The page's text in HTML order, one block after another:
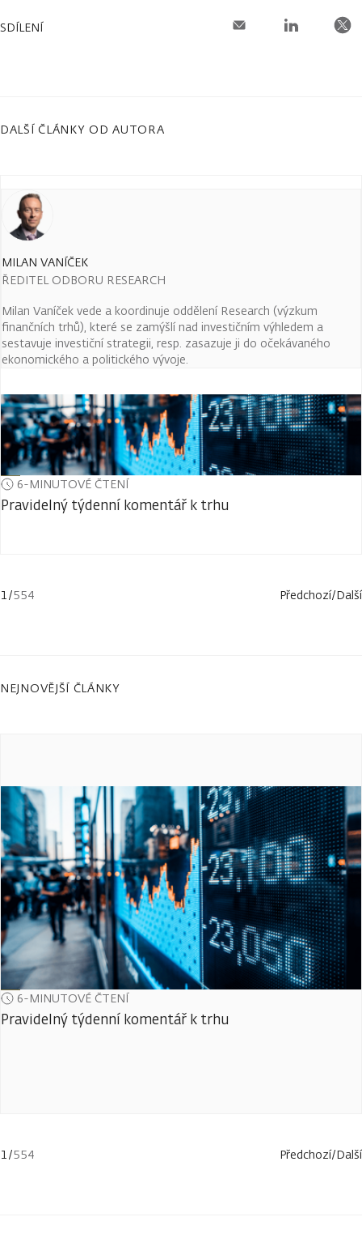
SDÍLENÍ
DALŠÍ ČLÁNKY OD AUTORA
MILAN VANÍČEK
ŘEDITEL ODBORU RESEARCH
Milan Vaníček vede a koordinuje oddělení Research (výzkum
finančních trhů), které se zamýšlí nad investičním výhledem a
sestavuje investiční strategii, resp. zasazuje ji do očekávaného
ekonomického a politického vývoje.
6-MINUTOVÉ ČTENÍ
Pravidelný týdenní komentář k trhu
1/554 Předchozí/Další
NEJNOVĚJŠÍ ČLÁNKY
6-MINUTOVÉ ČTENÍ
Pravidelný týdenní komentář k trhu
1/554 Předchozí/Další